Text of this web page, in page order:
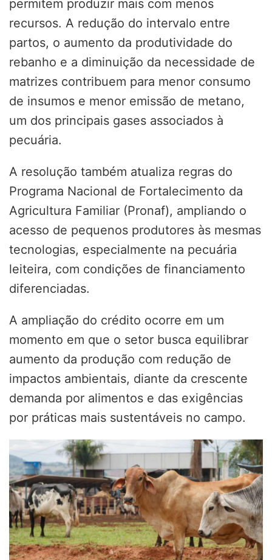
permitem produzir mais com menos
recursos. A redução do intervalo entre
partos, o aumento da produtividade do
rebanho e a diminuição da necessidade de
matrizes contribuem para menor consumo
de insumos e menor emissão de metano,
um dos principais gases associados à
pecuária.
A resolução também atualiza regras do
Programa Nacional de Fortalecimento da
Agricultura Familiar (Pronaf), ampliando o
acesso de pequenos produtores às mesmas
tecnologias, especialmente na pecuária
leiteira, com condições de financiamento
diferenciadas.
A ampliação do crédito ocorre em um
momento em que o setor busca equilibrar
aumento da produção com redução de
impactos ambientais, diante da crescente
demanda por alimentos e das exigências
por práticas mais sustentáveis no campo.